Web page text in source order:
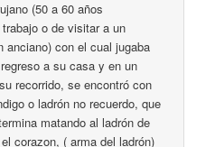
(50 a 60 años
o de visitar a un
anciano) con el cual jugaba
a su casa y en un
recorrido, se encontró con
o ladrón no recuerdo, que
matando al ladrón de
corazon, ( arma del ladrón)